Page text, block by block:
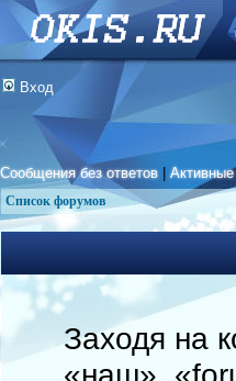
Вход
Сообщения без ответов |
Список форумов
Заходя на